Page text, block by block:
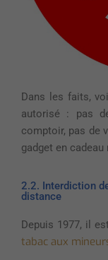
Dans les faits,
autorisé : pas
comptoir, pas de
gadget en cadeau
2.2. Interdiction
distance
Depuis 1977, il est
tabac aux